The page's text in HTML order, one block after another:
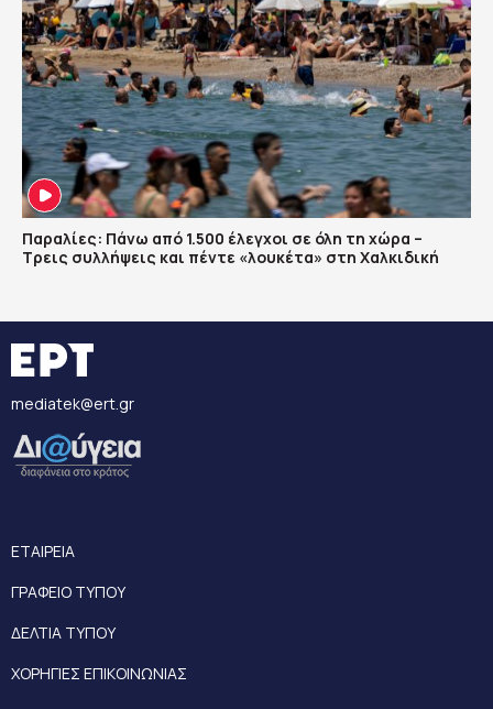
Παραλίες: Πάνω από 1.500 έλεγχοι σε όλη τη χώρα –
Τρεις συλλήψεις και πέντε «λουκέτα» στη Χαλκιδική
mediatek@ert.gr
ΕΤΑΙΡΕΙΑ
ΓΡΑΦΕΙΟ ΤΥΠΟΥ
ΔΕΛΤΙΑ ΤΥΠΟΥ
ΧΟΡΗΓΙΕΣ ΕΠΙΚΟΙΝΩΝΙΑΣ